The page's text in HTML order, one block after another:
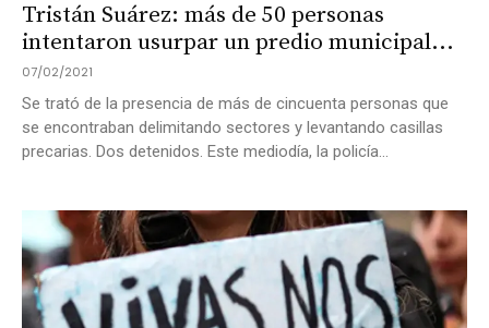
Tristán Suárez: más de 50 personas
intentaron usurpar un predio municipal...
07/02/2021
Se trató de la presencia de más de cincuenta personas que
se encontraban delimitando sectores y levantando casillas
precarias. Dos detenidos. Este mediodía, la policía...